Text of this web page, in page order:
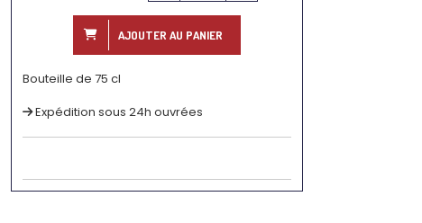
AJOUTER AU PANIER
Bouteille de 75 cl
Expédition sous 24h ouvrées